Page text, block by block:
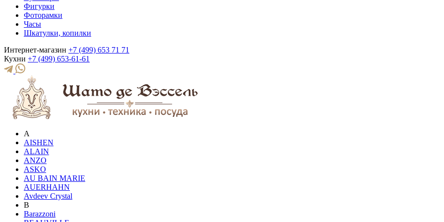
Фигурки
Фоторамки
Часы
Шкатулки, копилки
Интернет-магазин +7 (499) 653 71 71
Кухни +7 (499) 653-61-61
A
AISHEN
ALAIN
ANZO
ASKO
AU BAIN MARIE
AUERHAHN
Avdeev Crystal
B
Barazzoni